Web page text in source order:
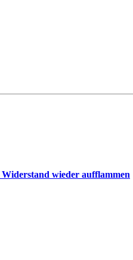
wieder aufflammen